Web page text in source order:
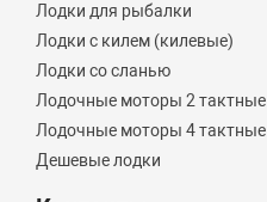
Лодки для рыбалки
Лодки с килем (килевые)
Лодки со сланью
Лодочные моторы 2 тактные
Лодочные моторы 4 тактные
Дешевые лодки